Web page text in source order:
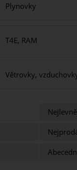
Plynovky
T4E, RAM
Větrovky,